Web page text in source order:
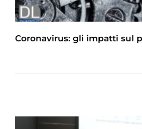
Coronavirus: gli impatti sul